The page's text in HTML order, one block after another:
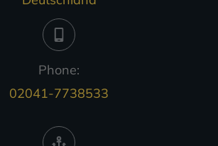
Phone:
02041-7738533